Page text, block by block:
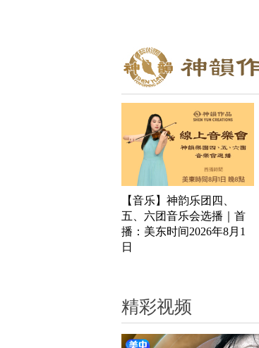
【音乐】神韵乐团四、
五、六团音乐会选播｜首
播：美东时间2026年8月1
日
精彩视频